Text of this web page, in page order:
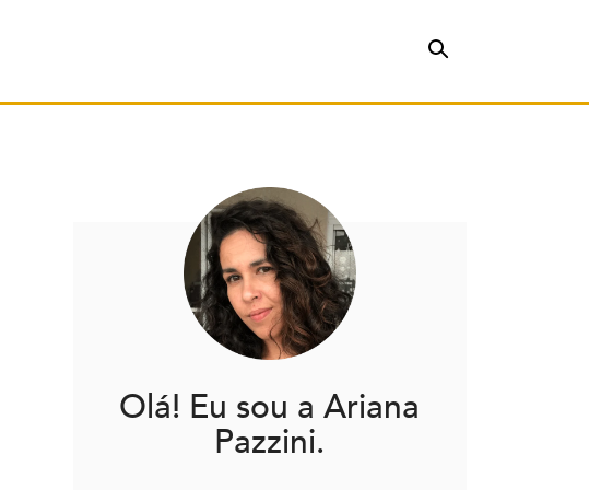
Olá! Eu sou a Ariana
Pazzini.